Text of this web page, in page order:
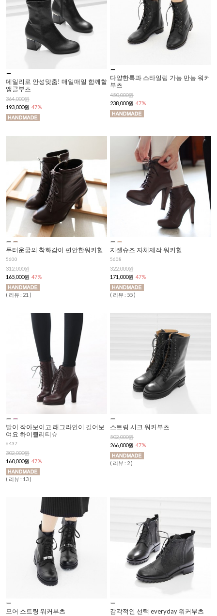
데일리로 안성맞춤! 매일매일 함께할
앵클부츠
364,000원
193,000원 47%
다양한룩과 스타일링 가능 만능 워커
부츠
450,000원
238,000원 47%
두터운굽의 착화감이 편안한워커힐
5600
312,000원
165,000원 47%
( 리뷰 : 21 )
지젤슈즈 자체제작 워커힐
5608
322,000원
171,000원 47%
( 리뷰 : 55 )
발이 작아보이고 래그라인이 길어보
여요 하이퀄리티☆
6437
302,000원
160,000원 47%
( 리뷰 : 13 )
스트링 시크 워커부츠
502,000원
266,000원 47%
( 리뷰 : 2 )
모어 스트링 워커부츠 감각적인 선택 everyday 워커부츠